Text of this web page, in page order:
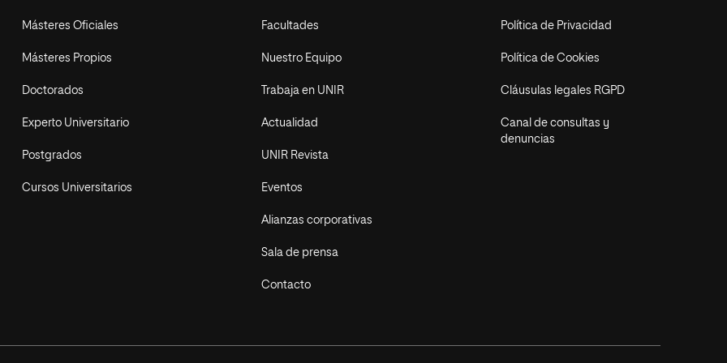
Másteres Oficiales
Másteres Propios
Doctorados
Experto Universitario
Postgrados
Cursos Universitarios
Facultades
Nuestro Equipo
Trabaja en UNIR
Actualidad
UNIR Revista
Eventos
Alianzas corporativas
Sala de prensa
Contacto
Política de Privacidad
Política de Cookies
Cláusulas legales RGPD
Canal de consultas y
denuncias